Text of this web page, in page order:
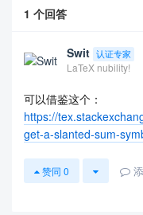
1 个回答
Swit 认证专家
LaTeX nubility!
可以借鉴这个：
https://
get-a-slanted-sum-
赞同 0